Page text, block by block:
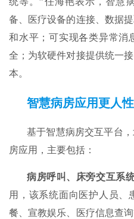
备、医疗设备的连接、数据
和水平；可实现各类异常消
全；为软硬件对接提供统一
本。
智慧病房应用更人
基于智慧病房交互平台
房应用，主要包括：
病房呼叫、床旁交互系统
用，该系统面向医护人员、
餐、宣教娱乐、医疗信息查